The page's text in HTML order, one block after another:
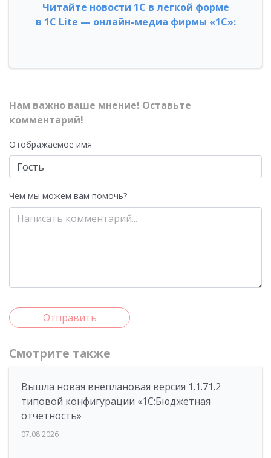
Читайте новости 1С в легкой форме
в 1С Lite — онлайн-медиа фирмы «1С»:
Нам важно ваше мнение! Оставьте
комментарий!
Отображаемое имя
Чем мы можем вам помочь?
Отправить
Смотрите также
Вышла новая внеплановая версия 1.1.71.2
типовой конфигурации «1C:Бюджетная
отчетность»
07.08.2026